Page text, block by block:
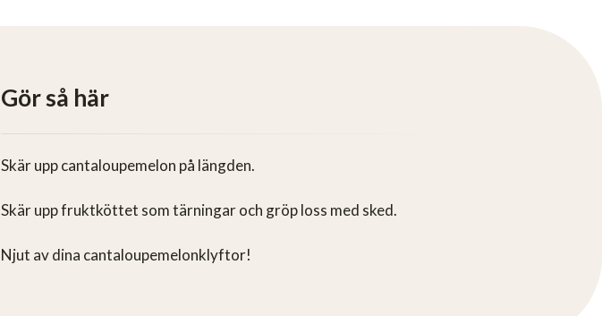
Gör så här
Skär upp cantaloupemelon på längden.
Skär upp fruktköttet som tärningar och gröp loss med sked.
Njut av dina cantaloupemelonklyftor!